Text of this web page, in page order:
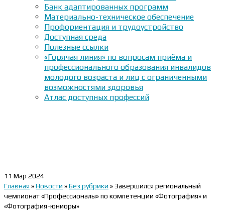
Банк адаптированных программ
Материально-техническое обеспечение
Профориентация и трудоустройство
Доступная среда
Полезные ссылки
«Горячая линия» по вопросам приёма и
профессионального образования инвалидов
молодого возраста и лиц с ограниченными
возможностями здоровья
Атлас доступных профессий
11 Мар 2024
Главная »Новости »Без рубрики » Завершился региональный
чемпионат «Профессионалы» по компетенции «Фотография» и
«Фотография-юниоры»